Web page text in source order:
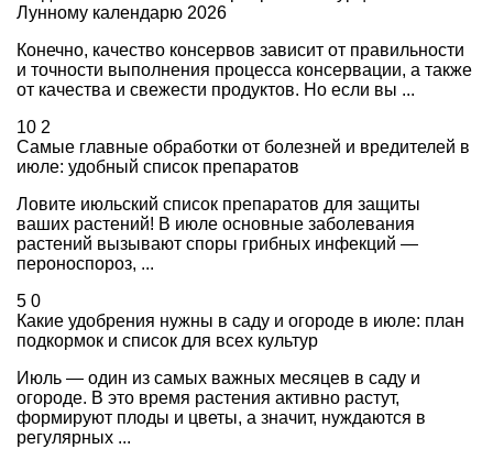
Лунному календарю 2026
Конечно, качество консервов зависит от правильности
и точности выполнения процесса консервации, а также
от качества и свежести продуктов. Но если вы ...
10 2
Самые главные обработки от болезней и вредителей в
июле: удобный список препаратов
Ловите июльский список препаратов для защиты
ваших растений! В июле основные заболевания
растений вызывают споры грибных инфекций —
пероноспороз, ...
5 0
Какие удобрения нужны в саду и огороде в июле: план
подкормок и список для всех культур
Июль — один из самых важных месяцев в саду и
огороде. В это время растения активно растут,
формируют плоды и цветы, а значит, нуждаются в
регулярных ...